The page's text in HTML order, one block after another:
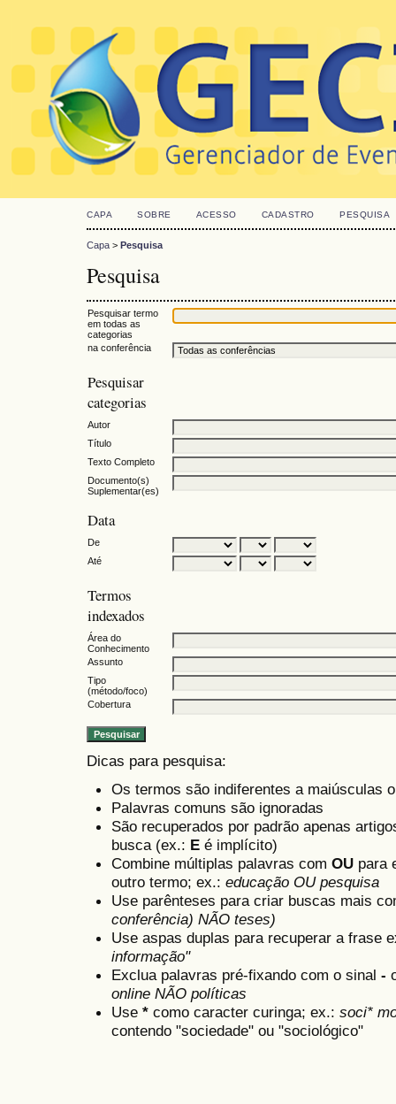
CAPA SOBRE ACESSO CADASTRO PESQUISA
Capa > Pesquisa
Pesquisa
Pesquisar termo
em todas as
categorias
na conferência
Pesquisar
categorias
Autor
Título
Texto Completo
Documento(s)
Suplementar(es)
Data
De
Até
Termos
indexados
Área do
Conhecimento
Assunto
Tipo
(método/foco)
Cobertura
Dicas para pesquisa:
Os termos são indiferentes a maiúsculas
Palavras comuns são ignoradas
São recuperados por padrão apenas
busca (ex.: E é implícito)
Combine múltiplas palavras com OU para
outro termo; ex.: educação OU pesquisa
Use parênteses para criar buscas mais
conferência) NÃO teses)
Use aspas duplas para recuperar a frase
informação"
Exclua palavras pré-fixando com o sinal -
online NÃO políticas
Use * como caracter curinga; ex.: soci*
contendo "sociedade" ou "sociológico"